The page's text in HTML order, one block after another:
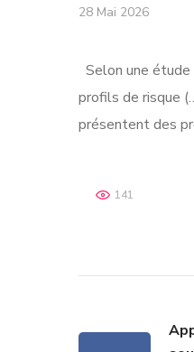
28 Mai 2026
Selon une étude
profils de risque
présentent des
141